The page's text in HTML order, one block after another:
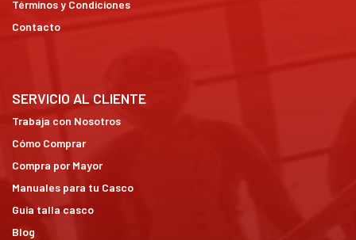
Términos y Condiciones
Contacto
SERVICIO AL CLIENTE
Trabaja con Nosotros
Cómo Comprar
Compra por Mayor
Manuales para tu Casco
Guía talla casco
Blog